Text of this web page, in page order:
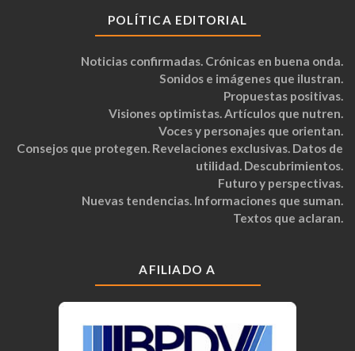
POLÍTICA EDITORIAL
Noticias confirmadas. Crónicas en buena onda.
Sonidos e imágenes que ilustran.
Propuestas positivas.
Visiones optimistas. Artículos que nutren.
Voces y personajes que orientan.
Consejos que protegen. Revelaciones exclusivas. Datos de
utilidad. Descubrimientos.
Futuro y perspectivas.
Nuevas tendencias. Informaciones que suman.
Textos que aclaran.
AFILIADO A